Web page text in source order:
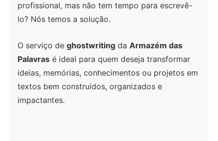
profissional, mas não tem tempo para escrevê-
lo? Nós temos a solução.
O serviço de ghostwriting da Armazém das
Palavras é ideal para quem deseja transformar
ideias, memórias, conhecimentos ou projetos em
textos bem construídos, organizados e
impactantes.